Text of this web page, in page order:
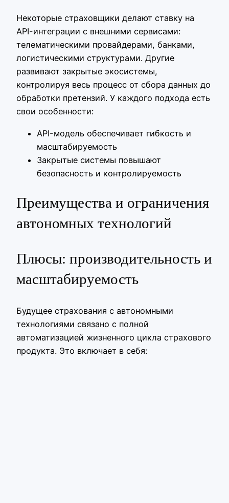
Некоторые страховщики делают ставку на
API-интеграции с внешними сервисами:
телематическими провайдерами, банками,
логистическими структурами. Другие
развивают закрытые экосистемы,
контролируя весь процесс от сбора данных до
обработки претензий. У каждого подхода есть
свои особенности:
API-модель обеспечивает гибкость и
масштабируемость
Закрытые системы повышают
безопасность и контролируемость
Преимущества и ограничения
автономных технологий
Плюсы: производительность и
масштабируемость
Будущее страхования с автономными
технологиями связано с полной
автоматизацией жизненного цикла страхового
продукта. Это включает в себя: